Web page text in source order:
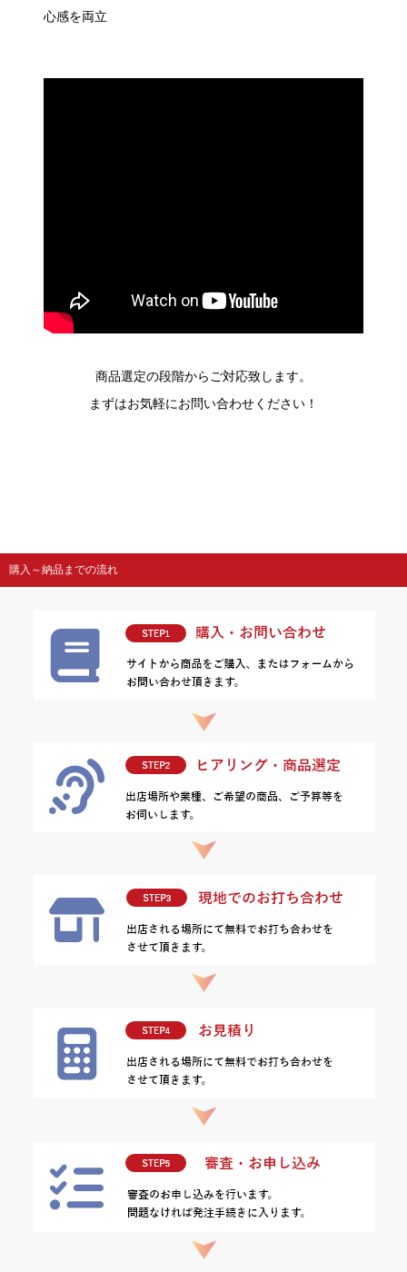
心感を両立
商品選定の段階からご対応致します。
まずはお気軽にお問い合わせください！
購入～納品までの流れ